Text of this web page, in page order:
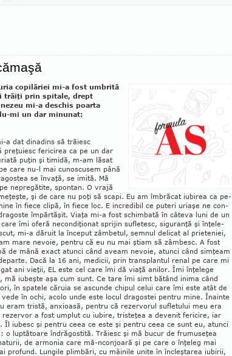
copilăriei mi-a fost umbrită
trăiţi prin spi­tale, drept
mi-a deschis poar­ta
mi un dar mi­nunat:
a dat dinadins să trăiesc
pre­ţuiesc fe­ri­cirea ca pe un dar
pu­ţin şi timi­dă, m-am lăsat
care nu-l mai cunoscusem până
se învaţă, se imită. Mă
nepre­gătite, spontan. O vrajă
şi de care nu poţi să scapi. Eu am îm­brăcat iubirea ca pe-
în fiece clipă, în fiece loc. E incredibil ce puteri uriaşe ne con­
împărtăşit. Viaţa mi-a fost schimbată în câteva luni de un
îmi oferă necon­diţionat sprijin sufletesc, sigu­ranţă şi înţele­
mi-a dă­ruit la în­ceput zâmbetul, semnul delicat al prieteniei,
mare nevoie, pentru că eu nu mai ştiam să zâmbesc. A fost
de mână exact atunci când aveam nevoie, atunci când simţeam
Dacă la 16 ani, medicii, prin transplantul renal pe care mi
ani vieţii, EL este cel care îmi dă viaţă anilor. Îmi înţelege
mă iu­beşte aşa cum sunt. Ce tare îmi simt bătând inima când
în spatele că­ruia se ascunde chipul celui care îmi este atât de
în ochi, acolo unde este locul dragostei pentru mine. Înainte
eram tristă, anxioasă, pentru că rezervorul su­fletului meu era
rezervor a fost umplut cu iubire, tristeţea a devenit feri­cire, iar
Îl iubesc şi pen­tru ceea ce este şi pentru ceea ce sunt eu, atunci
o lup­tătoare îndră­gos­tită. Trăiesc şi mă bucur de fru­mu­seţea
de armonia care mă-ncon­joară şi pe care o înţeleg mai
profund. Lun­gile plimbări, cu mâi­nile unite în încleştarea iu­birii,